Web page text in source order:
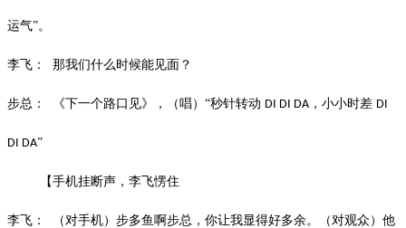
运气”。
李飞： 那我们什么时候能见面？
步总： 《下一个路口见》，（唱） “秒针转动 DI DI DA ，小小时差 DI
DI DA”
【手机挂断声，李飞愣住
李飞： （对手机）步多鱼啊步总，你让我显得好多余。（对观众）他